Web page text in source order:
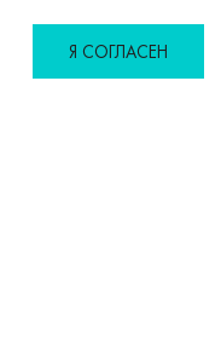
Я СОГЛАСЕН
Корзина Войти